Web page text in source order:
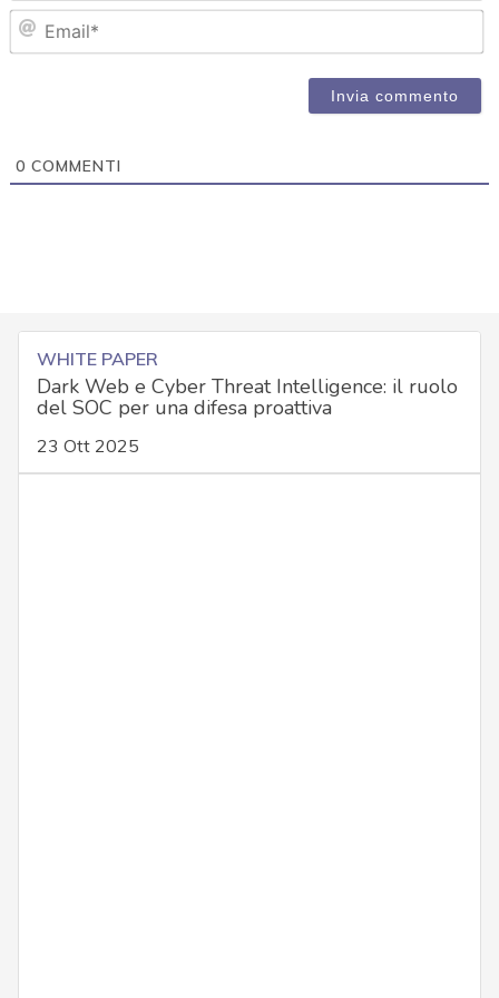
0 COMMENTI
WHITE PAPER
Dark Web e Cyber Threat Intelligence: il ruolo
del SOC per una difesa proattiva
23 Ott 2025